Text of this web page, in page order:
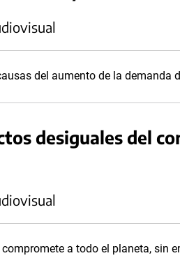
del aumento de la demanda
desiguales del
a todo el planeta, sin